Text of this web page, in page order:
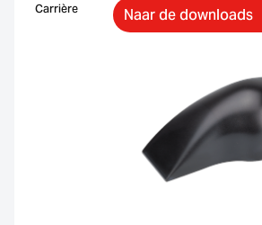
Carrière Naar de downloads